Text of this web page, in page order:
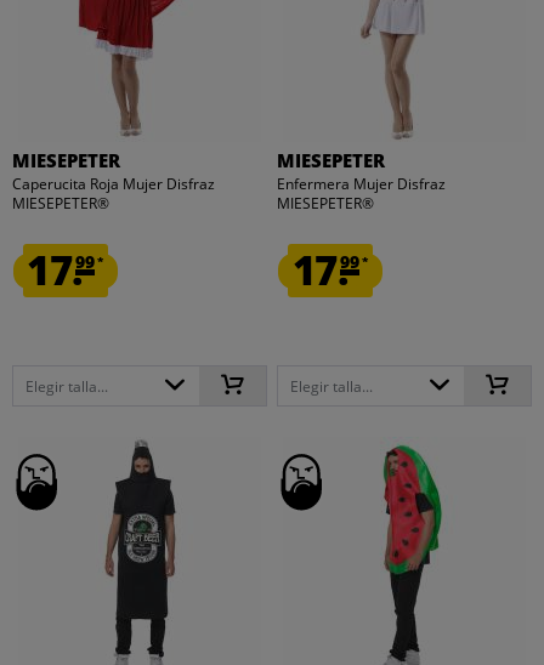
MIESEPETER
Caperucita Roja Mujer Disfraz
MIESEPETER®
17.99*
Elegir talla...
MIESEPETER
Enfermera Mujer Disfraz
MIESEPETER®
17.99*
Elegir talla...